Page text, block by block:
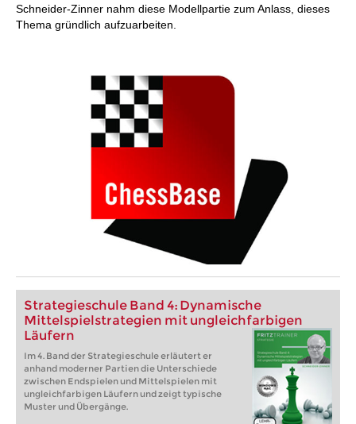
Schneider-Zinner nahm diese Modellpartie zum Anlass, dieses
Thema gründlich aufzuarbeiten.
Strategieschule Band 4: Dynamische
Mittelspielstrategien mit ungleichfarbigen
Läufern
Im 4. Band der Strategieschule erläutert er
anhand moderner Partien die Unterschiede
zwischen Endspielen und Mittelspielen mit
ungleichfarbigen Läufern und zeigt typische
Muster und Übergänge.